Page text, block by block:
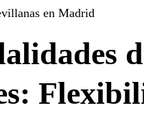
en Madrid